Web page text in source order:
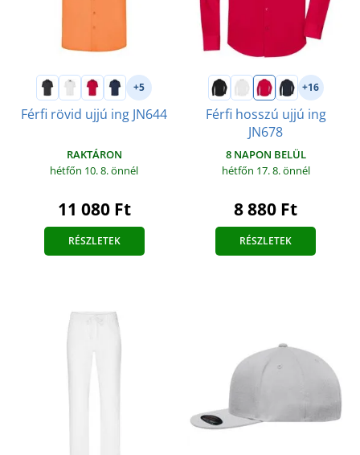
+5
Férfi rövid ujjú ing JN644
RAKTÁRON
hétfőn 10. 8.önnél
11 080 Ft
RÉSZLETEK
+16
Férfi hosszú ujjú ing
JN678
8 NAPON BELÜL
hétfőn 17. 8.önnél
8 880 Ft
RÉSZLETEK